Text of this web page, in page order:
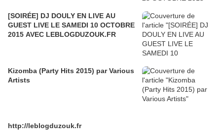
[SOIRÉE] DJ DOULY EN LIVE AU
GUEST LIVE LE SAMEDI 10 OCTOBRE
2015 AVEC LEBLOGDUZOUK.FR
Kizomba (Party Hits 2015) par Various
Artists
http://leblogduzouk.fr